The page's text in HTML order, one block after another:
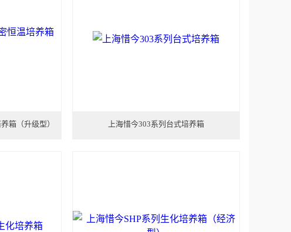
箱（升级型） 上海惜今303系列台式培养箱